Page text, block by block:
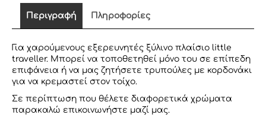
Περιγραφή Πληροφορίες
Για χαρούμενους εξερευνητές ξύλινο πλαίσιο little
traveller. Μπορεί να τοποθετηθεί μόνο του σε επίπεδη
επιφάνεια ή να μας ζητήσετε τρυπούλες με κορδονάκι
για να κρεμαστεί στον τοίχο.
Σε περίπτωση που θέλετε διαφορετικά χρώματα
παρακαλώ επικοινωνήστε μαζί μας.